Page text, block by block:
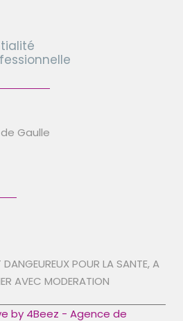
Gaulle
DANGEUREUX POUR LA SANTE, A
AVEC MODERATION
by 4Beez - Agence de